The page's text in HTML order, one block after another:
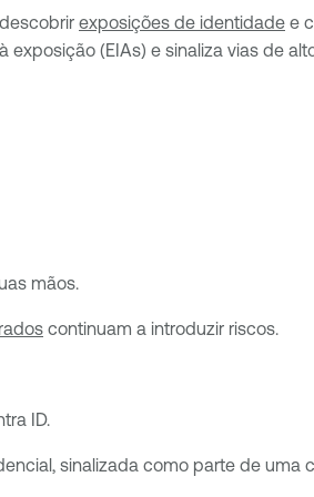
exposições de identidade e
(EIAs) e sinaliza vias de
mãos.
continuam a introduzir riscos.
ID.
sinalizada como parte de uma